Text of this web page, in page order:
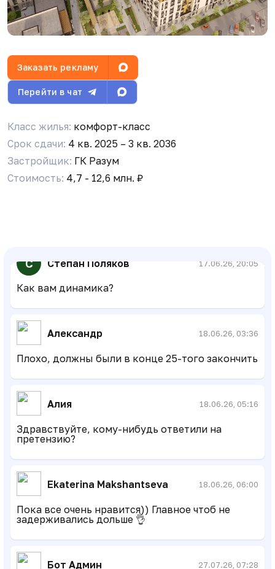
Заказать рекламу
Перейти в чат
Класс жилья: комфорт-класс
Срок сдачи: 4 кв. 2025 – 3 кв. 2036
Застройщик: ГК Разум
Стоимость: 4,7 - 12,6 млн. ₽
Бот Админ 27.07.26, 07:28
Ekaterina Makshantseva 18.06.26, 06:00
Пока все очень нравится)) Главное чтоб не
задерживались дольше 👌
Алия 18.06.26, 05:16
Здравствуйте, кому-нибудь ответили на
претензию?
Александр 18.06.26, 03:36
Плохо, должны были в конце 25-того закончить
С Степан Поляков 17.06.26, 20:05
Как вам динамика?
С Степан Поляков
Бот Админ
Уважаемые соседи! Вступайте в резервный чат
в MAX, на случай блокировки Telegram:
Ну да, все равно надо писать
консультироваться с юристом может, что и
поможет